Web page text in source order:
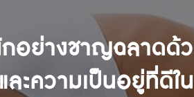
กอย่างชาญฉลาด
ะความเป็นอยู่ที่ดีใน